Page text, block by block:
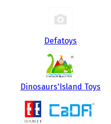
Defatoys
Dinosaurs'Island Toys